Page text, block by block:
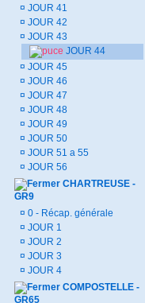
¤ JOUR 41
¤ JOUR 42
¤ JOUR 43
JOUR 44
¤ JOUR 45
¤ JOUR 46
¤ JOUR 47
¤ JOUR 48
¤ JOUR 49
¤ JOUR 50
¤ JOUR 51 a 55
¤ JOUR 56
CHARTREUSE -
GR9
¤ 0 - Récap. générale
¤ JOUR 1
¤ JOUR 2
¤ JOUR 3
¤ JOUR 4
COMPOSTELLE -
GR65